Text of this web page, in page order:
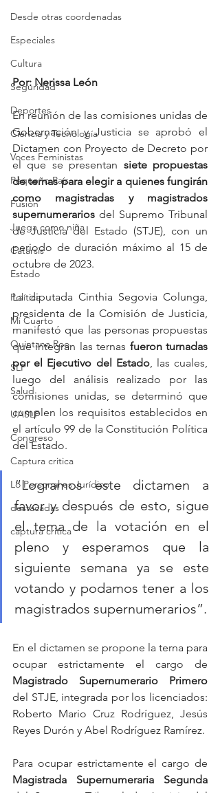
Desde otras coordenadas
Especiales
Cultura
Seguridad
Deportes
Ciencia y Tecnología
Voces Feministas
Pequeño País
Fusión
Juega como niña
Catarsis
Estado
Política
Mi Cuarto
Quintana Roo
SLP
Salud
UASLP
Congreso
Captura critica
Lo Personal es Jurídico
destacadas
captura critica
Por: Nerissa León
En reunión de las comisiones unidas de
Gobernación y Justicia se aprobó el
Dictamen con Proyecto de Decreto por
el que se presentan siete propuestas
de ternas para elegir a quienes fungirán
como magistradas y magistrados
supernumerarios del Supremo Tribunal
de Justicia del Estado (STJE), con un
periodo de duración máximo al 15 de
octubre de 2023.
La diputada Cinthia Segovia Colunga,
presidenta de la Comisión de Justicia,
manifestó que las personas propuestas
que integran las ternas fueron turnadas
por el Ejecutivo del Estado, las cuales,
luego del análisis realizado por las
comisiones unidas, se determinó que
cumplen los requisitos establecidos en
el artículo 99 de la Constitución Política
del Estado.
“Logramos este dictamen a
favor y después de esto, sigue
el tema de la votación en el
pleno y esperamos que la
siguiente semana ya se este
votando y podamos tener a los
magistrados supernumerarios”.
En el dictamen se propone la terna para
del STJE, integrada por los licenciados:
Roberto Mario Cruz Rodríguez, Jesús
Reyes Durón y Abel Rodríguez Ramírez.
Magistrada Supernumeraria Segunda